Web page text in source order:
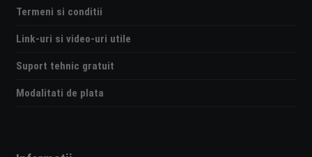
Termeni si conditii
Link-uri si video-uri utile
Suport tehnic gratuit
Modalitati de plata